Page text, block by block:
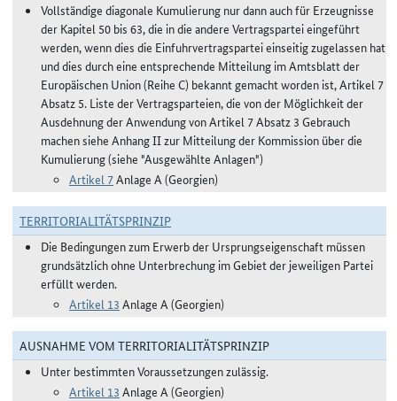
Vollständige diagonale Kumulierung nur dann auch für Erzeugnisse
der Kapitel 50 bis 63, die in die andere Vertragspartei eingeführt
werden, wenn dies die Einfuhrvertragspartei einseitig zugelassen hat
und dies durch eine entsprechende Mitteilung im Amtsblatt der
Europäischen Union (Reihe C) bekannt gemacht worden ist, Artikel 7
Absatz 5. Liste der Vertragsparteien, die von der Möglichkeit der
Ausdehnung der Anwendung von Artikel 7 Absatz 3 Gebrauch
machen siehe Anhang II zur Mitteilung der Kommission über die
Kumulierung (siehe "Ausgewählte Anlagen")
Artikel 7Anlage A (Georgien)
TERRITORIALITÄTSPRINZIP
Die Bedingungen zum Erwerb der Ursprungseigenschaft müssen
grundsätzlich ohne Unterbrechung im Gebiet der jeweiligen Partei
erfüllt werden.
Artikel 13 Anlage A (Georgien)
AUSNAHME VOM TERRITORIALITÄTSPRINZIP
Unter bestimmten Voraussetzungen zulässig.
Artikel 13 Anlage A (Georgien)